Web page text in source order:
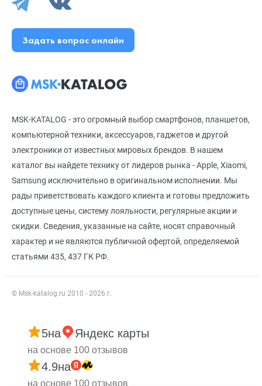
MSK-KATALOG - это огромный выбор смартфонов, планшетов,
компьютерной техники, аксессуаров, гаджетов и другой
электроники от известных мировых брендов. В нашем
каталог вы найдете технику от лидеров рынка - Apple, Xiaomi,
Samsung исключительно в оригинальном исполнении. Мы
рады приветствовать каждого клиента и готовы предложить
доступные цены, систему лояльности, регулярные акции и
скидки. Сведения, указанные на сайте, носят справочный
характер и не являются публичной офертой, определяемой
статьями 435, 437 ГК РФ.
© Msk-katalog.ru 2010 - 2026 г.
Задать вопрос онлайн
5на Яндекс карты
на основе 100 отзывов
4.9на
на основе 100 отзывов